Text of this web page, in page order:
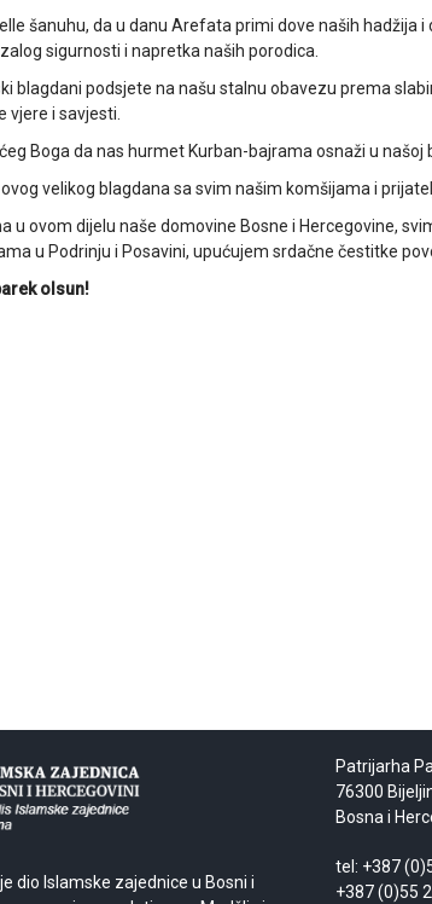
šanuhu, da u danu Arefata primi dove naših hadžija
sigurnosti i napretka naših porodica.
blagdani podsjete na našu stalnu obavezu prema
vjere i savjesti.
Boga da nas hurmet Kurban-bajrama osnaži u
velikog blagdana sa svim našim komšijama i
u ovom dijelu naše domovine Bosne i Hercegovine,
u Podrinju i Posavini, upućujem srdačne čestitke
olsun!
dio Islamske zajednice u Bosni i
Patrijarha
76300
Bosna i
tel: +387
+387 (0)55